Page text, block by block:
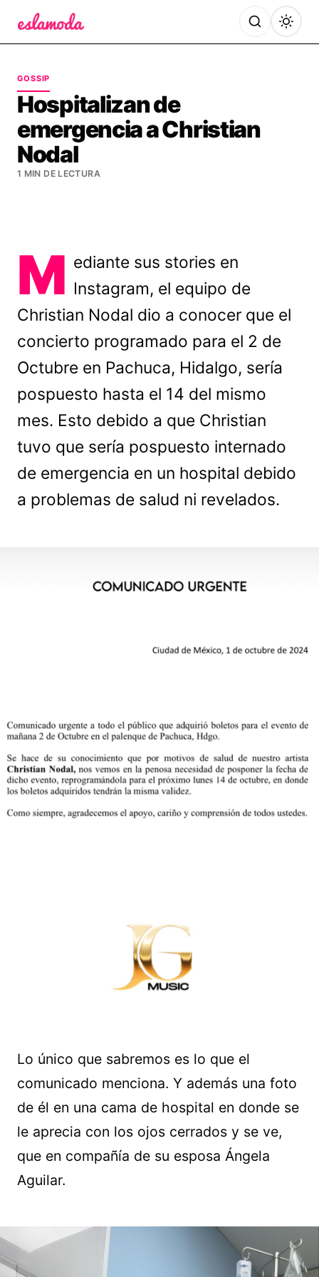
GOSSIP
Hospitalizan de
emergencia a Christian
Nodal
1 MIN DE LECTURA
M ediante sus stories en
Instagram, el equipo de
Christian Nodal dio a conocer que el
concierto programado para el 2 de
Octubre en Pachuca, Hidalgo, sería
pospuesto hasta el 14 del mismo
mes. Esto debido a que Christian
tuvo que sería pospuesto internado
de emergencia en un hospital debido
a problemas de salud ni revelados.
Lo único que sabremos es lo que el
comunicado menciona. Y además una foto
de él en una cama de hospital en donde se
le aprecia con los ojos cerrados y se ve,
que en compañía de su esposa Ángela
Aguilar.